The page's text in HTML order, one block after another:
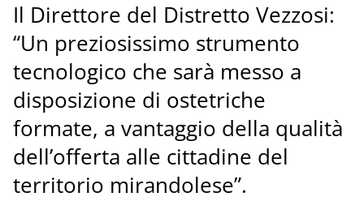
Il Direttore del Distretto Vezzosi:
“Un preziosissimo strumento
tecnologico che sarà messo a
disposizione di ostetriche
formate, a vantaggio della qualità
dell’offerta alle cittadine del
territorio mirandolese”.